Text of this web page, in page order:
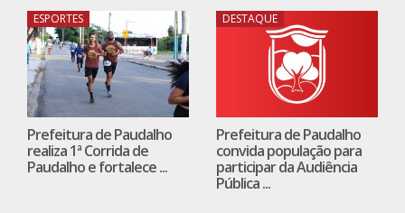
ESPORTES
Prefeitura de Paudalho
realiza 1ª Corrida de
Paudalho e fortalece ...
DESTAQUE
Prefeitura de Paudalho
convida população para
participar da Audiência
Pública ...